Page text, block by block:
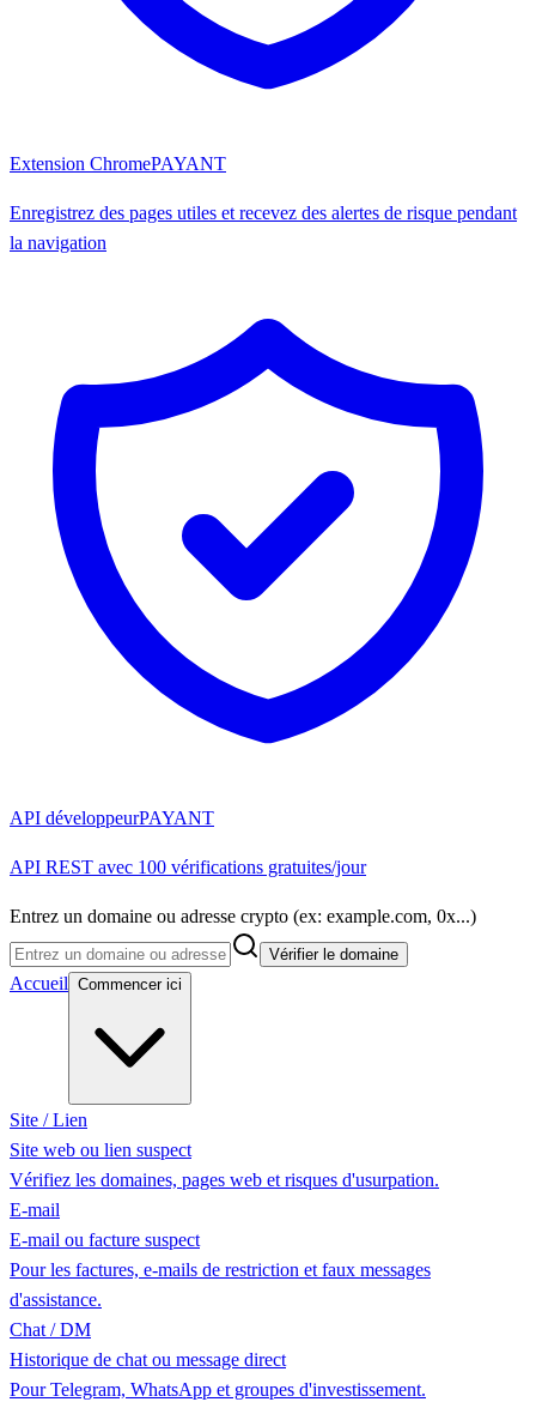
Extension ChromePAYANT
Enregistrez des pages utiles et recevez des alertes de risque pendant
la navigation
API développeurPAYANT
API REST avec 100 vérifications gratuites/jour
Entrez un domaine ou adresse crypto (ex: example.com, 0x...)
Vérifier le domaine
Accueil Commencer ici
Site / Lien
Site web ou lien suspect
Vérifiez les domaines, pages web et risques d'usurpation.
E-mail
E-mail ou facture suspect
Pour les factures, e-mails de restriction et faux messages
d'assistance.
Chat / DM
Historique de chat ou message direct
Pour Telegram, WhatsApp et groupes d'investissement.